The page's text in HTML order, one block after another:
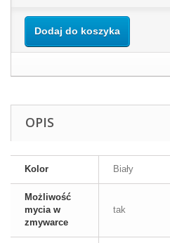
Dodaj do koszyka
OPIS
Kolor Biały
Możliwość
mycia w
zmywarce
tak